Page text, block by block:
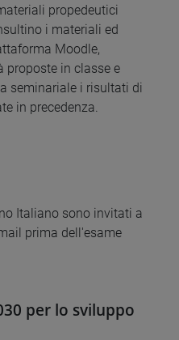
propedeutici
i materiali ed
Moodle,
in classe e
seminariale i risultati di
in precedenza.
Italiano sono invitati a
prima dell'esame
per lo sviluppo